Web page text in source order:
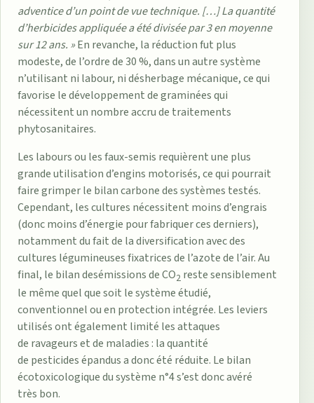
adventice d’un point de vue technique. […] La quantité
d’herbicides appliquée a été divisée par 3 en moyenne
sur 12 ans. »En revanche, la réduction fut plus
modeste, de l’ordre de 30 %, dans un autre système
n’utilisant ni labour, ni désherbage mécanique, ce qui
favorise le développement de graminées qui
nécessitent un nombre accru de traitements
phytosanitaires.
Les labours ou les faux-semis requièrent une plus
grande utilisation d’engins motorisés, ce qui pourrait
faire grimper le bilan carbone des systèmes testés.
Cependant, les cultures nécessitent moins d’engrais
(donc moins d’énergie pour fabriquer ces derniers),
notamment du fait de la diversification avec des
cultures légumineuses fixatrices de l’azote de l’air. Au
final, le bilan desémissions de CO2 reste sensiblement
le même quel que soit le système étudié,
conventionnel ou en protection intégrée. Les leviers
utilisés ont également limité les attaques
de ravageurs et de maladies : la quantité
de pesticides épandus a donc été réduite. Le bilan
écotoxicologique du système n°4 s’est donc avéré
très bon.